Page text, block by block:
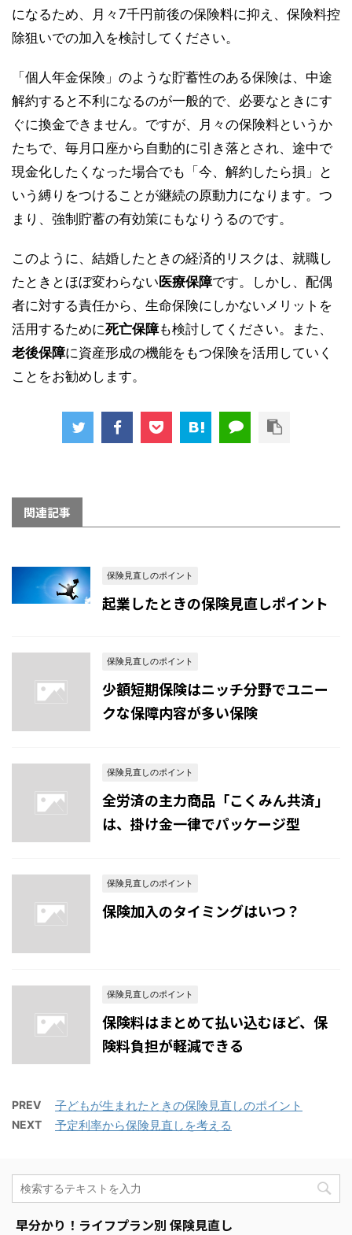
になるため、月々7千円前後の保険料に抑え、保険料控
除狙いでの加入を検討してください。
「個人年金保険」のような貯蓄性のある保険は、中途
解約すると不利になるのが一般的で、必要なときにす
ぐに換金できません。ですが、月々の保険料というか
たちで、毎月口座から自動的に引き落とされ、途中で
現金化したくなった場合でも「今、解約したら損」と
いう縛りをつけることが継続の原動力になります。つ
まり、強制貯蓄の有効策にもなりうるのです。
このように、結婚したときの経済的リスクは、就職し
たときとほぼ変わらない 医療保障です。しかし、配偶
者に対する責任から、生命保険にしかないメリットを
活用するために死亡保障も検討してください。また、
老後保障に資産形成の機能をもつ保険を活用していく
ことをお勧めします。
関連記事
保険見直しのポイント
起業したときの保険見直しポイント
保険見直しのポイント
少額短期保険はニッチ分野でユニー
クな保障内容が多い保険
保険見直しのポイント
全労済の主力商品「こくみん共済」
は、掛け金一律でパッケージ型
保険見直しのポイント
保険加入のタイミングはいつ？
保険見直しのポイント
保険料はまとめて払い込むほど、保
険料負担が軽減できる
PREV 子どもが生まれたときの保険見直しのポイント
NEXT 予定利率から保険見直しを考える
早分かり！ライフプラン別 保険見直し